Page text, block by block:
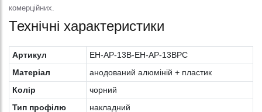
комерційних.
Технічні характеристики
Артикул
EH-AP-13B-EH-AP-13BPC
Матеріал
анодований алюміній + пластик
Колiр
чорний
Тип профілю
накладний